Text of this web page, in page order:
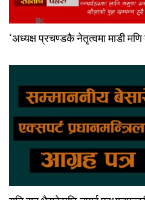
‘अध्यक्ष प्रचण्डकै नेतृत्वमा माडी मणि